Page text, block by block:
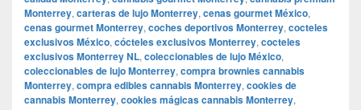
Monterrey, carteras de lujo Monterrey, cenas gourmet México,
cenas gourmet Monterrey, coches deportivos Monterrey, cocteles
exclusivos México, cócteles exclusivos Monterrey, cocteles
exclusivos Monterrey NL, coleccionables de lujo México,
coleccionables de lujo Monterrey, compra brownies cannabis
Monterrey, compra edibles cannabis Monterrey, cookies de
cannabis Monterrey, cookies mágicas cannabis Monterrey,